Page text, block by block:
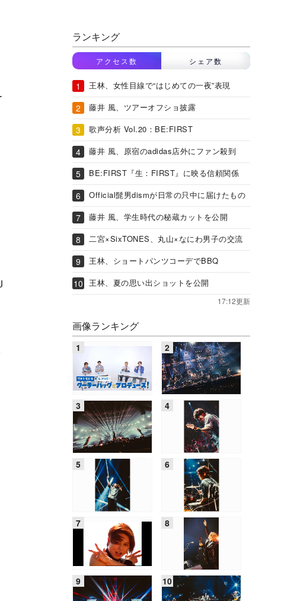
ランキング
アクセス数 シェア数
王林、女性目線で“はじめての一夜”表現
藤井 風、ツアーオフショ披露
歌声分析 Vol.20：BE:FIRST
藤井 風、原宿のadidas店外にファン殺到
BE:FIRST『生：FIRST』に映る信頼関係
Official髭男dismが日常の只中に届けたもの
藤井 風、学生時代の秘蔵カットを公開
二宮×SixTONES、丸山×なにわ男子の交流
王林、ショートパンツコーデでBBQ
王林、夏の思い出ショットを公開
17:12更新
画像ランキング